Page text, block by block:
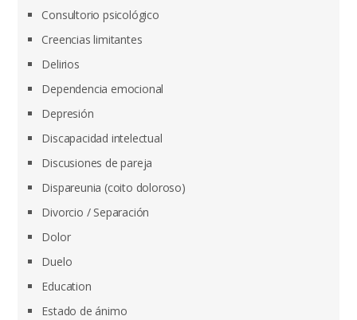
Consultorio psicológico
Creencias limitantes
Delirios
Dependencia emocional
Depresión
Discapacidad intelectual
Discusiones de pareja
Dispareunia (coito doloroso)
Divorcio / Separación
Dolor
Duelo
Education
Estado de ánimo